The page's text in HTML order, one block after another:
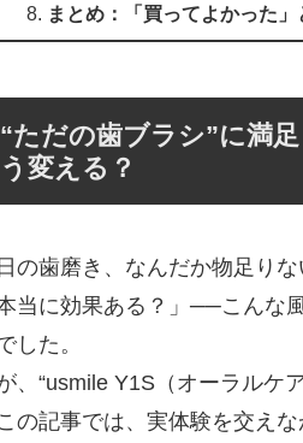
まとめ：「買ってよかった
“ただの歯ブラシ”に満
う変える？
日の歯磨き、なんだか物足り
当に効果ある？」──こんな
した。
、“usmile Y1S（オーラルケ
の記事では、実体験を交え